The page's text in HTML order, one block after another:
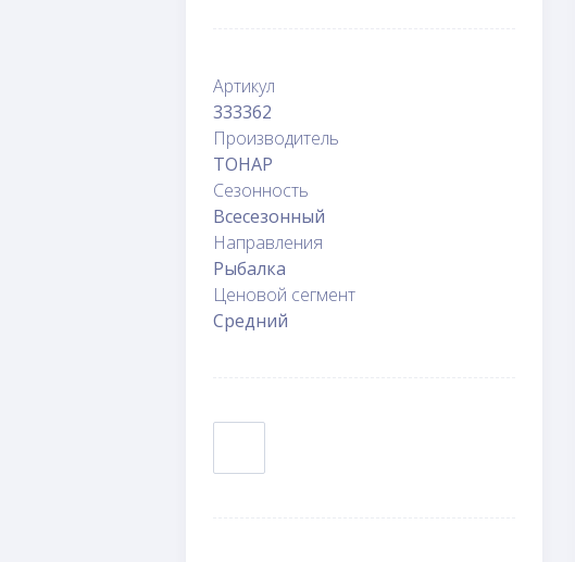
Артикул
333362
Производитель
ТОНАР
Сезонность
Всесезонный
Направления
Рыбалка
Ценовой сегмент
Средний